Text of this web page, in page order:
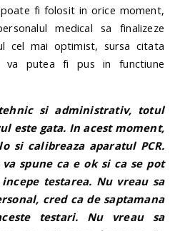
fi folosit in orice moment,
medical sa finalizeze
cel mai optimist, sursa citata
va putea fi pus in functiune
si administrativ, totul
este gata. In acest moment,
si calibreaza aparatul PCR.
spune ca e ok si ca se pot
testarea. Nu vreau sa
cred ca de saptamana
testari. Nu vreau sa